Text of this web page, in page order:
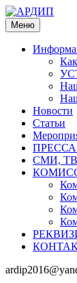
Меню
Новости
Статьи
СМИ,